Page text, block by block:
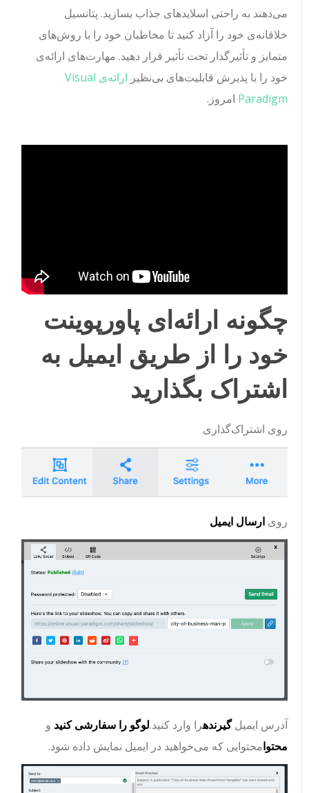
می‌دهند به راحتی اسلایدهای جذاب بسازید. پتانسیل
خلاقانه‌ی خود را آزاد کنید تا مخاطبان خود را با روش‌های
متمایز و تأثیرگذار تحت تأثیر قرار دهید. مهارت‌های ارائه‌ی
خود را با پذیرش قابلیت‌های بی‌نظیر
ارائه‌ی Visual
Paradigmامروز.
چگونه ارائه‌ای پاورپوینت
خود را از طریق ایمیل به
اشتراک بگذارید
رویاشتراک‌گذاری
رویارسال ایمیل
آدرس ایمیل گیرندهرا وارد کنید.لوگو را سفارشی کنیدو
محتوامحتوایی که می‌خواهید در ایمیل نمایش داده شود.